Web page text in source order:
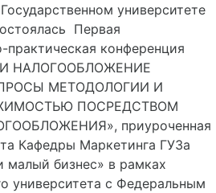
университете
Первая
практическая конференция
НАЛОГООБЛОЖЕНИЕ
МЕТОДОЛОГИИ И
ПОСРЕДСТВОМ
приуроченная
Кафедры Маркетинга ГУЗа
бизнес» в рамках
университета с Федеральным